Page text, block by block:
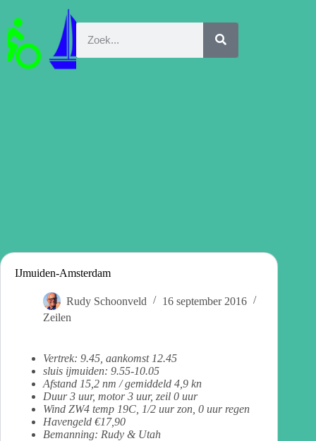
IJmuiden-Amsterdam
Rudy Schoonveld
16 september 2016
Zeilen
Vertrek: 9.45, aankomst 12.45
sluis ijmuiden: 9.55-10.05
Afstand 15,2 nm / gemiddeld 4,9 kn
Duur 3 uur, motor 3 uur, zeil 0 uur
Wind ZW4 temp 19C, 1/2 uur zon, 0 uur regen
Havengeld €17,90
Bemanning: Rudy & Utah